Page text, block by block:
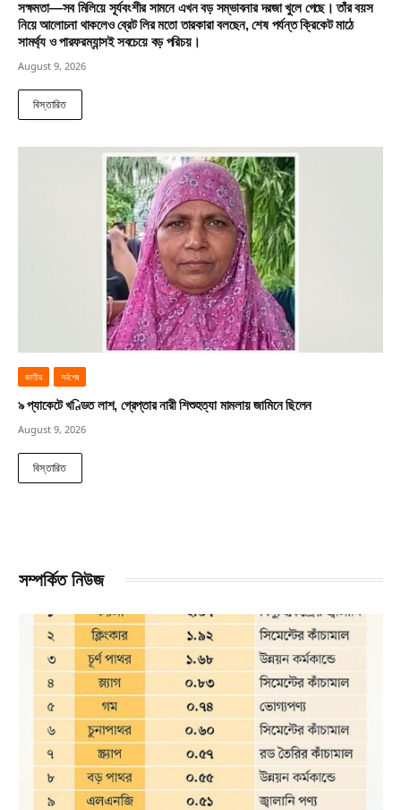
সক্ষমতা—সব মিলিয়ে সূর্যবংশীর সামনে এখন বড় সম্ভাবনার দরজা খুলে গেছে। তাঁর বয়স
নিয়ে আলোচনা থাকলেও ব্রেট লির মতো তারকারা বলছেন, শেষ পর্যন্ত ক্রিকেট মাঠে
সামর্থ্য ও পারফরম্যান্সই সবচেয়ে বড় পরিচয়।
August 9, 2026
বিস্তারিত
জাতীয় সর্বশেষ
৯ প্যাকেটে খণ্ডিত লাশ, গ্রেপ্তার নারী শিশুহত্যা মামলায় জামিনে ছিলেন
August 9, 2026
বিস্তারিত
সম্পর্কিত নিউজ